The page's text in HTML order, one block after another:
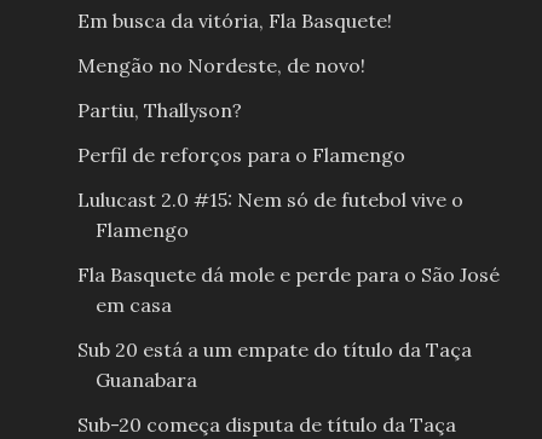
Em busca da vitória, Fla Basquete!
Mengão no Nordeste, de novo!
Partiu, Thallyson?
Perfil de reforços para o Flamengo
Lulucast 2.0 #15: Nem só de futebol vive o
Flamengo
Fla Basquete dá mole e perde para o São José
em casa
Sub 20 está a um empate do título da Taça
Guanabara
Sub-20 começa disputa de título da Taça